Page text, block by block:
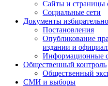
Сайты и страницы
Социальные сети
Документы
Постановления
Опубликование
издании и
Информационные
Общественный контроль
Общественный
СМИ и выборы